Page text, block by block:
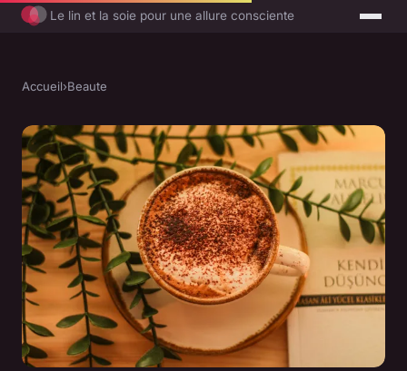
Le lin et la soie pour une allure consciente
Accueil›Beaute